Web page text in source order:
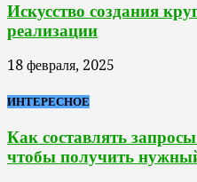
Искусство создания
реализации
18 февраля, 2025
ИНТЕРЕСНОЕ
Как составлять
чтобы получить